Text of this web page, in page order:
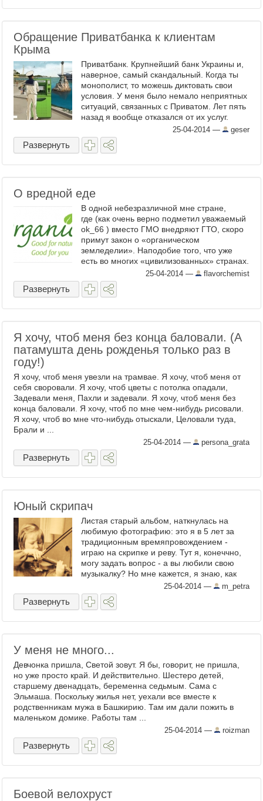
Обращение Приватбанка к клиентам
Крыма
Приватбанк. Крупнейший банк Украины и,
наверное, самый скандальный. Когда ты
монополист, то можешь диктовать свои
условия. У меня было немало неприятных
ситуаций, связанных с Приватом. Лет пять
назад я вообще отказался от их услуг.
Последней каплей стала ситуация, когда в
2008 году ...
25-04-2014 — geser
Развернуть
О вредной еде
В одной небезразличной мне стране,
где (как очень верно подметил уважаемый
ok_66 ) вместо ГМО внедряют ГТО, скоро
примут закон о «органическом
земледелии». Наподобие того, что уже
есть во многих «цивилизованных» странах.
Знаете, это такой подвид сельского ...
25-04-2014 — flavorchemist
Развернуть
Я хочу, чтоб меня без конца баловали. (А
патамушта день рожденья только раз в
году!)
Я хочу, чтоб меня увезли на трамвае. Я хочу, чтоб меня от
себя своровали. Я хочу, чтоб цветы с потолка опадали,
Задевали меня, Пахли и задевали. Я хочу, чтоб меня без
конца баловали. Я хочу, чтоб по мне чем-нибудь рисовали.
Я хочу, чтоб во мне что-нибудь отыскали, Целовали туда,
Брали и ...
25-04-2014 — persona_grata
Развернуть
Юный скрипач
Листая старый альбом, наткнулась на
любимую фотографию: это я в 5 лет за
традиционным времяпровождением -
играю на скрипке и реву. Тут я, конеччно,
могу задать вопрос - а вы любили свою
музыкалку? Но мне кажется, я знаю, как
будут выглядеть большинство ответов :) ...
25-04-2014 — m_petra
Развернуть
У меня не много...
Девчонка пришла, Светой зовут. Я бы, говорит, не пришла,
но уже просто край. И действительно. Шестеро детей,
старшему двенадцать, беременна седьмым. Сама с
Эльмаша. Поскольку жилья нет, уехали все вместе к
родственникам мужа в Башкирию. Там им дали пожить в
маленьком домике. Работы там ...
25-04-2014 — roizman
Развернуть
Боевой велохруст